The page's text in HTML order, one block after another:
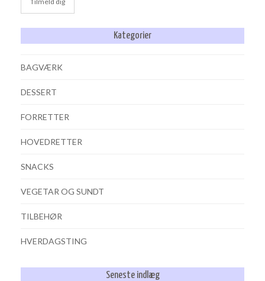
Kategorier
BAGVÆRK
DESSERT
FORRETTER
HOVEDRETTER
SNACKS
VEGETAR OG SUNDT
TILBEHØR
HVERDAGSTING
Seneste indlæg